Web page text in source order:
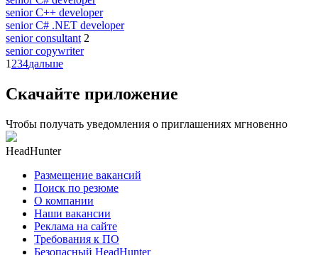
senior C++ developer
senior C# .NET developer
senior consultant 2
senior copywriter
1 234дальше
Скачайте приложение
Чтобы получать уведомления о приглашениях мгновенно
HeadHunter
Размещение вакансий
Поиск по резюме
О компании
Наши вакансии
Реклама на сайте
Требования к ПО
Безопасный HeadHunter